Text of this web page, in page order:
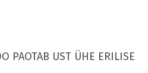
PAOTAB UST ÜHE ERILISE